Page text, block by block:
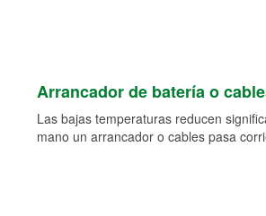
Arrancador de batería o
Las bajas temperaturas reducen
mano un arrancador o cables pasa